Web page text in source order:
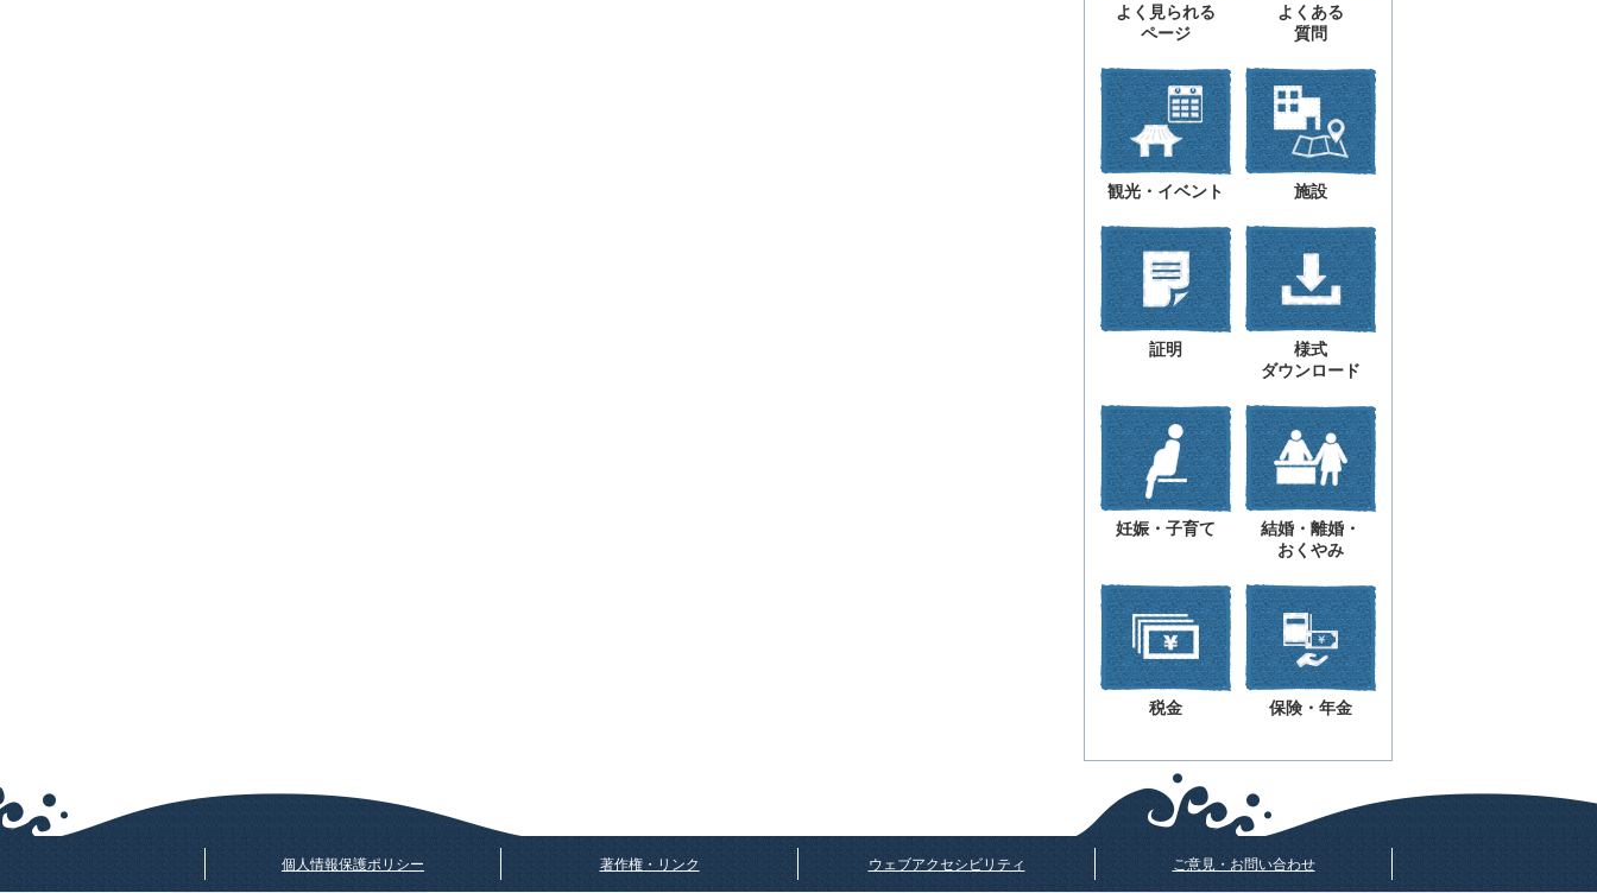
よく見られる
ページ
よくある
質問
観光・イベント 施設
証明
様式
ダウンロード
妊娠・子育て
結婚・離婚・
おくやみ
税金 保険・年金
個人情報保護ポリシー 著作権・リンク ウェブアクセシビリティ ご意見・お問い合わせ